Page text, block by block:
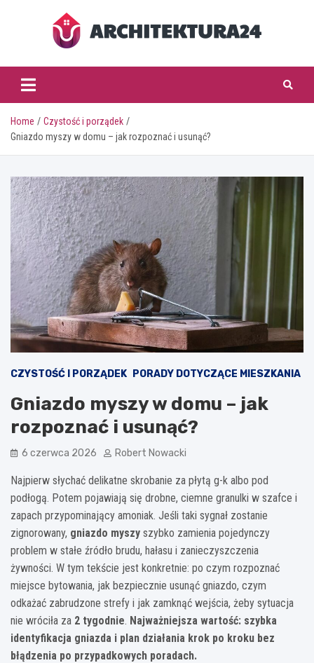
architektura24.pl
Home
Czystość i porządek
Gniazdo myszy w domu – jak rozpoznać i usunąć?
CZYSTOŚĆ I PORZĄDEK PORADY DOTYCZĄCE MIESZKANIA
Gniazdo myszy w domu – jak
rozpoznać i usunąć?
6 czerwca 2026 Robert Nowacki
Najpierw słychać delikatne skrobanie za płytą g-k albo pod
podłogą. Potem pojawiają się drobne, ciemne granulki w szafce i
zapach przypominający amoniak. Jeśli taki sygnał zostanie
zignorowany, gniazdo myszy szybko zamienia pojedynczy
problem w stałe źródło brudu, hałasu i zanieczyszczenia
żywności. W tym tekście jest konkretnie: po czym rozpoznać
miejsce bytowania, jak bezpiecznie usunąć gniazdo, czym
odkażać zabrudzone strefy i jak zamknąć wejścia, żeby sytuacja
nie wróciła za 2 tygodnie. Najważniejsza wartość: szybka
identyfikacja gniazda i plan działania krok po kroku bez
błądzenia po przypadkowych poradach.